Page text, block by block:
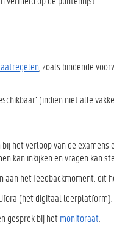
, zoals bindende
(indien niet alle
het verloop van de
kan inkijken en vragen kan
het feedbackmoment: dit
(het digitaal leerplatform).
gesprek bij hetmonitoraat